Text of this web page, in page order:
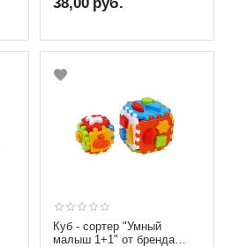
38,00 руб.
Куб - сортер "Умный
малыш 1+1" от бренда